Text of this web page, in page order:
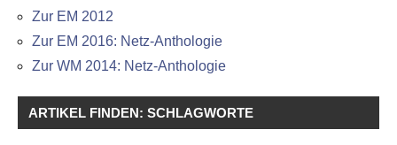
Zur EM 2012
Zur EM 2016: Netz-Anthologie
Zur WM 2014: Netz-Anthologie
ARTIKEL FINDEN: SCHLAGWORTE